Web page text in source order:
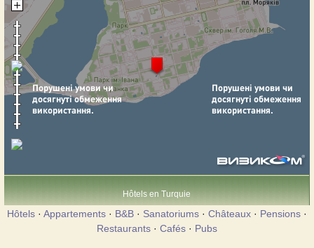
Hôtels en Turquie
Hôtels · Appartements · B&B · Sanatoriums · Châteaux · Pensions ·
Restaurants · Cafés · Pubs